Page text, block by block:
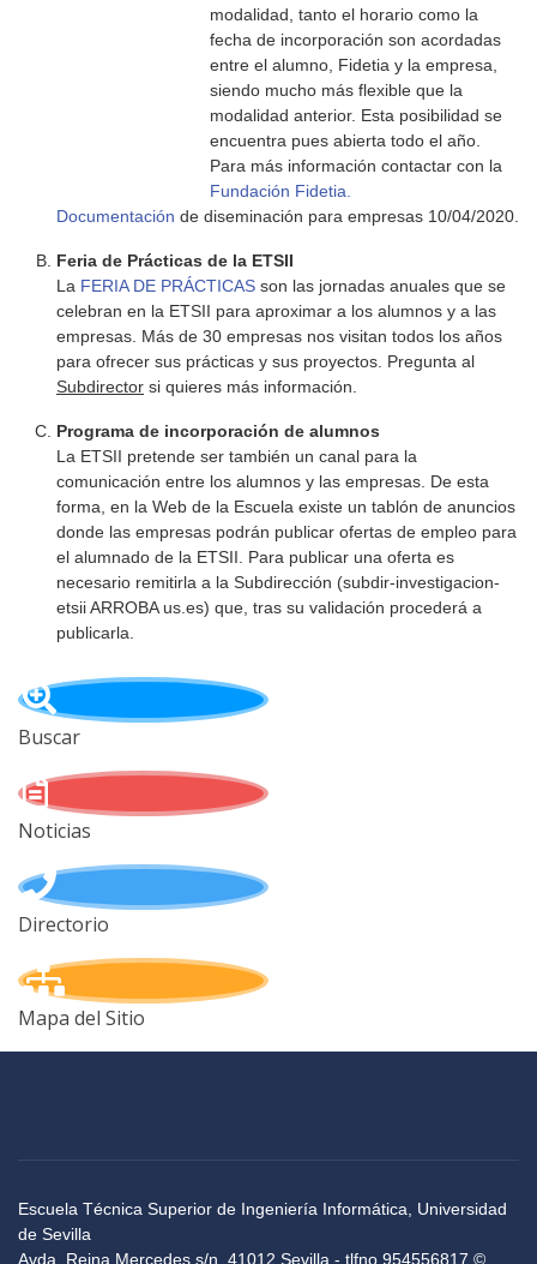
modalidad, tanto el horario como la
fecha de incorporación son acordadas
entre el alumno, Fidetia y la empresa,
siendo mucho más flexible que la
modalidad anterior. Esta posibilidad se
encuentra pues abierta todo el año.
Para más información contactar con la
Fundación Fidetia.
Documentación de diseminación para empresas 10/04/2020.
Feria de Prácticas de la ETSII
La FERIA DE PRÁCTICAS son las jornadas anuales que se
celebran en la ETSII para aproximar a los alumnos y a las
empresas. Más de 30 empresas nos visitan todos los años
para ofrecer sus prácticas y sus proyectos. Pregunta al
Subdirector si quieres más información.
Programa de incorporación de alumnos
La ETSII pretende ser también un canal para la
comunicación entre los alumnos y las empresas. De esta
forma, en la Web de la Escuela existe un tablón de anuncios
donde las empresas podrán publicar ofertas de empleo para
el alumnado de la ETSII. Para publicar una oferta es
necesario remitirla a la Subdirección (subdir-investigacion-
etsiiARROBA us.es) que, tras su validación procederá a
publicarla.
Buscar
Noticias
Directorio
Mapa del Sitio
Escuela Técnica Superior de Ingeniería Informática, Universidad
de Sevilla
Avda. Reina Mercedes s/n, 41012 Sevilla - tlfno 954556817 ©